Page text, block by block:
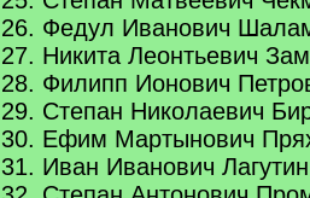
26. Федул Иванович
27. Никита Леонтьевич
28. Филипп Ионович
29. Степан Николаевич
30. Ефим Мартынович
31. Иван Иванович